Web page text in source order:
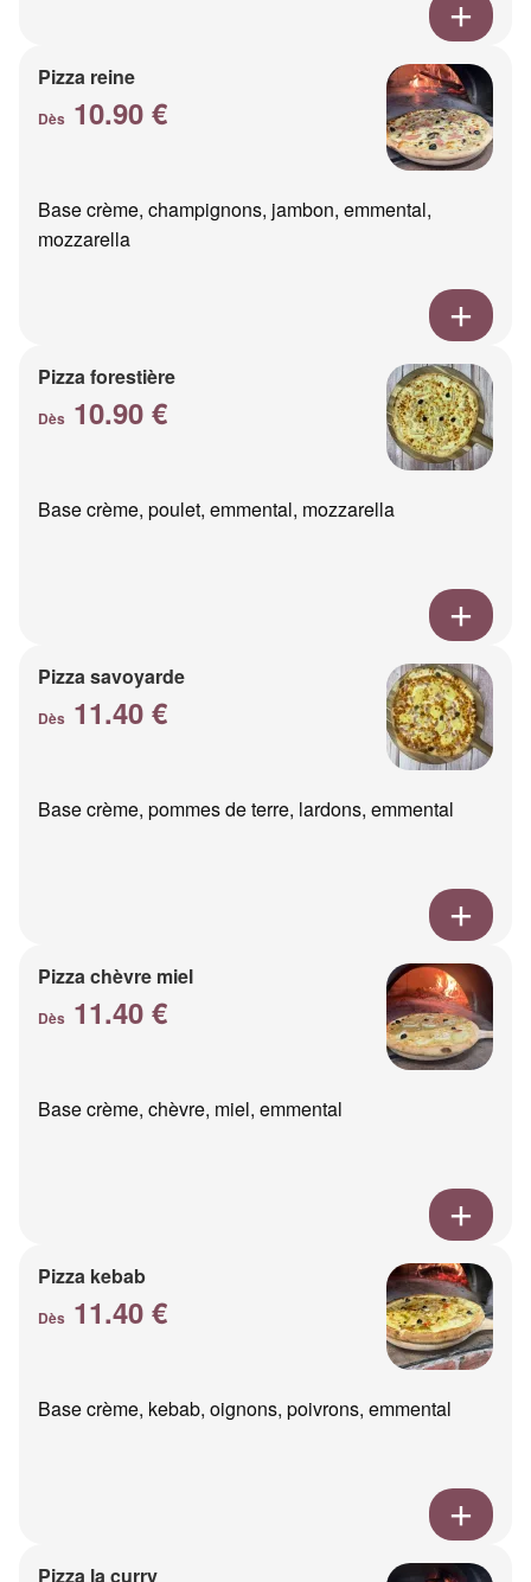
Pizza reine
Dès 10.90 €
Base crème, champignons, jambon, emmental,
mozzarella
Pizza forestière
Dès 10.90 €
Base crème, poulet, emmental, mozzarella
Pizza savoyarde
Dès 11.40 €
Base crème, pommes de terre, lardons, emmental
Pizza chèvre miel
Dès 11.40 €
Base crème, chèvre, miel, emmental
Pizza kebab
Dès 11.40 €
Base crème, kebab, oignons, poivrons, emmental
Pizza la curry